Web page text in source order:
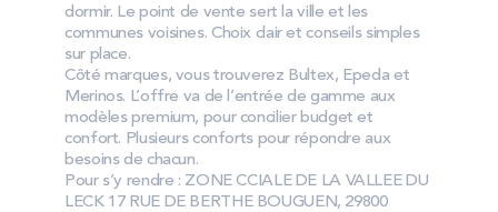
dormir. Le point de vente sert la ville et les
communes voisines. Choix clair et conseils simples
sur place.
Côté marques, vous trouverez Bultex, Epeda et
Merinos. L’offre va de l’entrée de gamme aux
modèles premium, pour concilier budget et
confort. Plusieurs conforts pour répondre aux
besoins de chacun.
Pour s’y rendre : ZONE CCIALE DE LA VALLEE DU
LECK 17 RUE DE BERTHE BOUGUEN, 29800